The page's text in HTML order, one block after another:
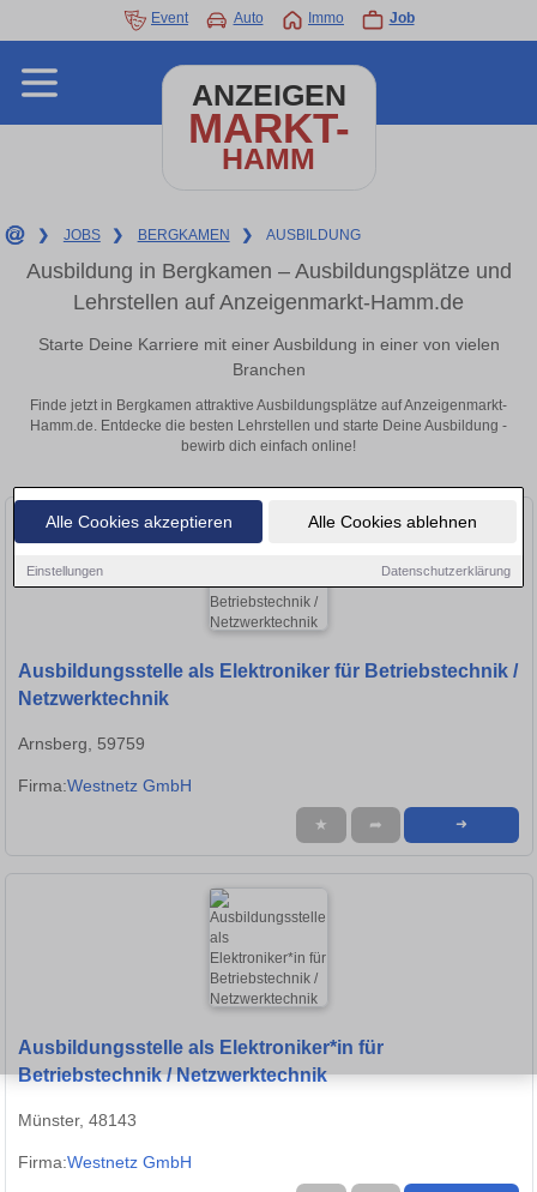
Alle Cookies akzeptieren Alle Cookies ablehnen
Einstellungen Datenschutzerklärung
Event Auto Immo Job
ANZEIGEN
MARKT-
HAMM
❯ JOBS ❯ BERGKAMEN ❯ AUSBILDUNG
Ausbildung in Bergkamen – Ausbildungsplätze und
Lehrstellen auf Anzeigenmarkt-Hamm.de
Starte Deine Karriere mit einer Ausbildung in einer von vielen
Branchen
Finde jetzt in Bergkamen attraktive Ausbildungsplätze auf Anzeigenmarkt-
Hamm.de. Entdecke die besten Lehrstellen und starte Deine Ausbildung -
bewirb dich einfach online!
Ausbildungsstelle als Elektroniker für Betriebstechnik /
Netzwerktechnik
Arnsberg, 59759
Firma:Westnetz GmbH
★ ➦ ➜
Ausbildungsstelle als Elektroniker*in für
Betriebstechnik / Netzwerktechnik
Münster, 48143
Firma:Westnetz GmbH